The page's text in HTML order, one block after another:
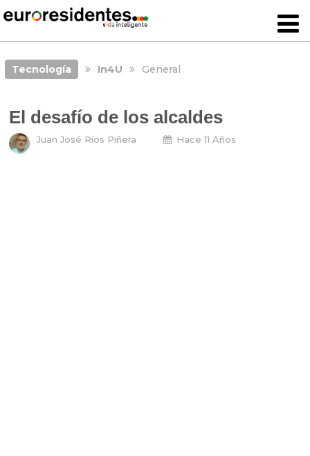
Tecnología In4U General
El desafío de los alcaldes
Juan José Ríos Piñera Hace 11 Años